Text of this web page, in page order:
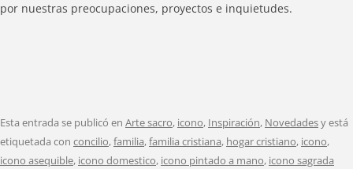
por nuestras preocupaciones, proyectos e inquietudes.
Esta entrada se publicó en Arte sacro, icono, Inspiración, Novedadesy está
etiquetada con concilio,familia,familia cristiana, hogar cristiano, icono,
icono asequible, icono domestico, icono pintado a mano, icono sagrada